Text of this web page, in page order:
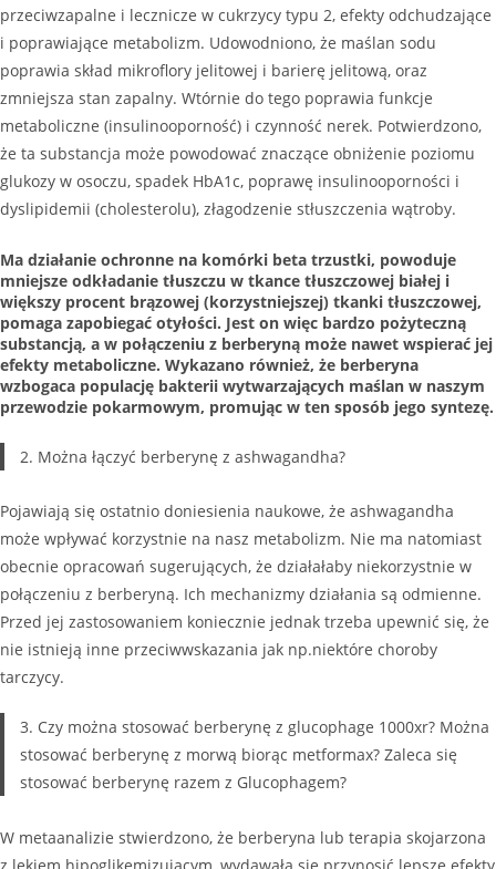
przeciwzapalne i lecznicze w cukrzycy typu 2, efekty odchudzające
i poprawiające metabolizm. Udowodniono, że maślan sodu
poprawia skład mikroflory jelitowej i barierę jelitową, oraz
zmniejsza stan zapalny. Wtórnie do tego poprawia funkcje
metaboliczne (insulinooporność) i czynność nerek. Potwierdzono,
że ta substancja może powodować znaczące obniżenie poziomu
glukozy w osoczu, spadek HbA1c, poprawę insulinooporności i
dyslipidemii (cholesterolu), złagodzenie stłuszczenia wątroby.
Ma działanie ochronne na komórki beta trzustki, powoduje
mniejsze odkładanie tłuszczu w tkance tłuszczowej białej i
większy procent brązowej (korzystniejszej) tkanki tłuszczowej,
pomaga zapobiegać otyłości. Jest on więc bardzo pożyteczną
substancją, a w połączeniu z berberyną może nawet wspierać jej
efekty metaboliczne. Wykazano również, że berberyna
wzbogaca populację bakterii wytwarzających maślan w naszym
przewodzie pokarmowym, promując w ten sposób jego syntezę.
2. Można łączyć berberynę z ashwagandha?
Pojawiają się ostatnio doniesienia naukowe, że ashwagandha
może wpływać korzystnie na nasz metabolizm. Nie ma natomiast
obecnie opracowań sugerujących, że działałaby niekorzystnie w
połączeniu z berberyną. Ich mechanizmy działania są odmienne.
Przed jej zastosowaniem koniecznie jednak trzeba upewnić się, że
nie istnieją inne przeciwwskazania jak np.niektóre choroby
tarczycy.
3. Czy można stosować berberynę z glucophage 1000xr? Można
stosować berberynę z morwą biorąc metformax? Zaleca się
stosować berberynę razem z Glucophagem?
W metaanalizie stwierdzono, że berberyna lub terapia skojarzona